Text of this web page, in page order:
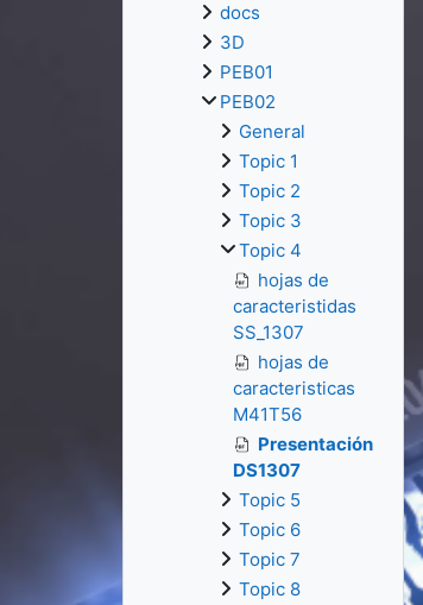
docs
3D
PEB01
PEB02
General
Topic 1
Topic 2
Topic 3
Topic 4
hojas de
caracteristidas
SS_1307
hojas de
caracteristicas
M41T56
Presentación
DS1307
Topic 5
Topic 6
Topic 7
Topic 8